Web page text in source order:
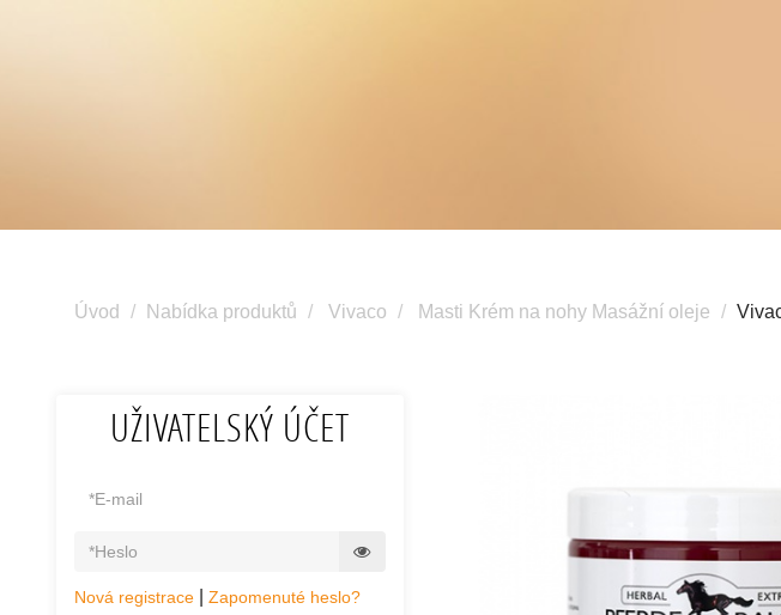
Úvod Nabídka produktů Vivaco Masti Krém na nohy Masážní oleje
UŽIVATELSKÝ ÚČET
Nová registrace Zapomenuté heslo?